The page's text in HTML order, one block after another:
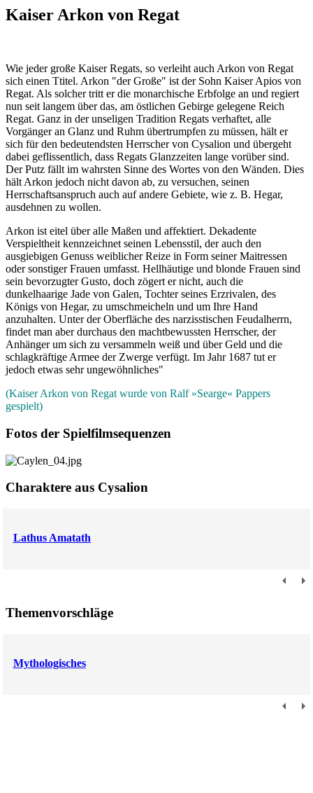
Kaiser Arkon von Regat
Wie jeder große Kaiser Regats, so verleiht auch Arkon von Regat
sich einen Ttitel. Arkon "der Große" ist der Sohn Kaiser Apios von
Regat. Als solcher tritt er die monarchische Erbfolge an und regiert
nun seit langem über das, am östlichen Gebirge gelegene Reich
Regat. Ganz in der unseligen Tradition Regats verhaftet, alle
Vorgänger an Glanz und Ruhm übertrumpfen zu müssen, hält er
sich für den bedeutendsten Herrscher von Cysalion und übergeht
dabei geflissentlich, dass Regats Glanzzeiten lange vorüber sind.
Der Putz fällt im wahrsten Sinne des Wortes von den Wänden. Dies
hält Arkon jedoch nicht davon ab, zu versuchen, seinen
Herrschaftsanspruch auch auf andere Gebiete, wie z. B. Hegar,
ausdehnen zu wollen.
Arkon ist eitel über alle Maßen und affektiert. Dekadente
Verspieltheit kennzeichnet seinen Lebensstil, der auch den
ausgiebigen Genuss weiblicher Reize in Form seiner Maitressen
oder sonstiger Frauen umfasst. Hellhäutige und blonde Frauen sind
sein bevorzugter Gusto, doch zögert er nicht, auch die
dunkelhaarige Jade von Galen, Tochter seines Erzrivalen, des
Königs von Hegar, zu umschmeicheln und um Ihre Hand
anzuhalten. Unter der Oberfläche des narzisstischen Feudalherrn,
findet man aber durchaus den machtbewussten Herrscher, der
Anhänger um sich zu versammeln weiß und über Geld und die
schlagkräftige Armee der Zwerge verfügt. Im Jahr 1687 tut er
jedoch etwas sehr ungewöhnliches"
(Kaiser Arkon von Regat wurde von Ralf »Searge« Pappers
gespielt)
Fotos der Spielfilmsequenzen
Charaktere aus Cysalion
Lathus Amatath
Themenvorschläge
Mythologisches